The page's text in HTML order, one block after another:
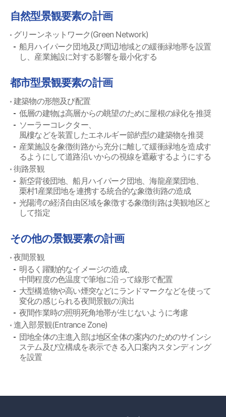
自然型景観要素の計画
グリーンネットワーク(Green Network)
船月ハイパーク団地及び周辺地域との緩衝緑地帯を設置
し、産業施設に対する影響を最小化する
都市型景観要素の計画
建築物の形態及び配置
低層の建物は高層からの眺望のために屋根の緑化を推奨
ソーラーコレクター、
風樓などを装置したエネルギー節約型の建築物を推奨
産業施設を象徴街路から充分に離して緩衝緑地を造成す
るようにして道路沿いからの視線を遮蔽するようにする
街路景観
新垈背後団地、船月ハイパーク団地、海龍産業団地、
栗村1産業団地を連携する統合的な象徴街路の造成
光陽湾の経済自由区域を象徴する象徴街路は美観地区と
して指定
その他の景観要素の計画
夜間景観
明るく躍動的なイメージの造成、
中間程度の色温度で筆地に沿って線形で配置
大型構造物や高い煙突などにランドマークなどを使って
変化の感じられる夜間景観の演出
夜間作業時の照明死角地帯が生じないように考慮
進入部景観(Entrance Zone)
団地全体の主進入部は地区全体の案内のためのサインシ
ステム及び立構成を表示できる入口案内スタンディング
を設置